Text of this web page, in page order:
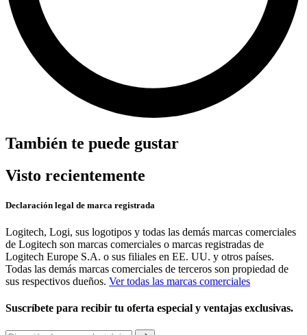
También te puede gustar
Visto recientemente
Declaración legal de marca registrada
Logitech, Logi, sus logotipos y todas las demás marcas comerciales
de Logitech son marcas comerciales o marcas registradas de
Logitech Europe S.A. o sus filiales en EE. UU. y otros países.
Todas las demás marcas comerciales de terceros son propiedad de
sus respectivos dueños. Ver todas las marcas comerciales
Suscríbete para recibir tu oferta especial y ventajas exclusivas.